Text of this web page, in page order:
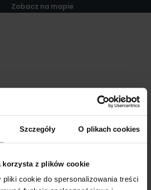
Szczegóły O plikach cookies
korzysta z plików cookie
cookie do spersonalizowania treści
Zobacz na mapie